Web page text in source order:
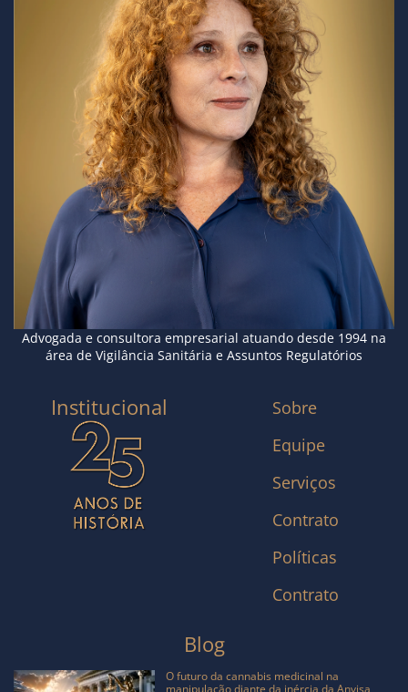
Advogada e consultora empresarial atuando desde 1994 na
área de Vigilância Sanitária e Assuntos Regulatórios
Institucional
Sobre
Equipe
Serviços
Contrato
Políticas
Contrato
Blog
O futuro da cannabis medicinal na
manipulação diante da inércia da Anvisa